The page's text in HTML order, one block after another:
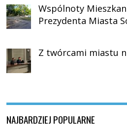
Wspólnoty
Prezydenta Miasta
Z twórcami miastu
NAJBARDZIEJ POPULARNE